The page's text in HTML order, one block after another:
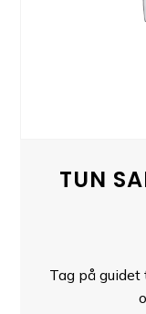
TUN
Tag på guidet